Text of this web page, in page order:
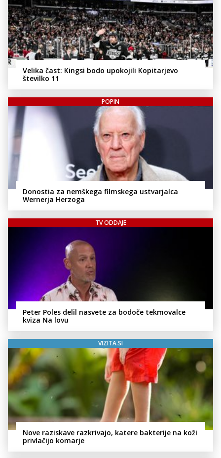
Velika čast: Kingsi bodo upokojili Kopitarjevo
številko 11
POPIN
Donostia za nemškega filmskega ustvarjalca
Wernerja Herzoga
TV ODDAJE
Peter Poles delil nasvete za bodoče tekmovalce
kviza Na lovu
VIZITA.SI
Nove raziskave razkrivajo, katere bakterije na koži
privlačijo komarje